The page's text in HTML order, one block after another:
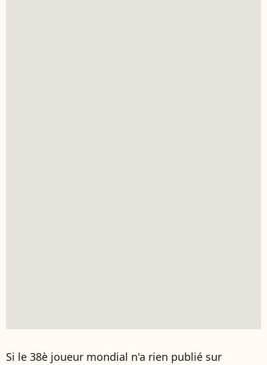
Si le 38è joueur mondial n'a rien publié sur